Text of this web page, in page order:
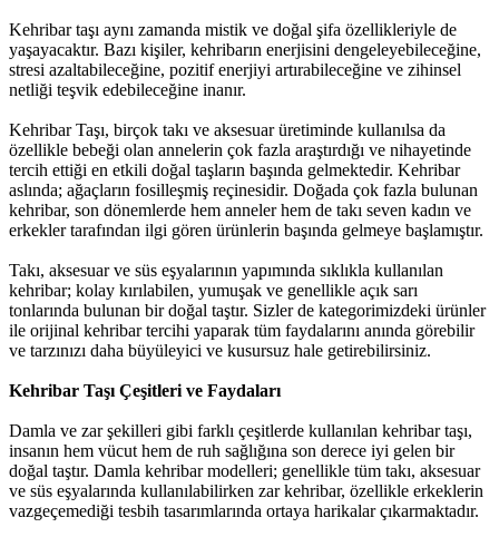
Kehribar taşı aynı zamanda mistik ve doğal şifa özellikleriyle de
yaşayacaktır. Bazı kişiler, kehribarın enerjisini dengeleyebileceğine,
stresi azaltabileceğine, pozitif enerjiyi artırabileceğine ve zihinsel
netliği teşvik edebileceğine inanır.
Kehribar Taşı, birçok takı ve aksesuar üretiminde kullanılsa da
özellikle bebeği olan annelerin çok fazla araştırdığı ve nihayetinde
tercih ettiği en etkili doğal taşların başında gelmektedir. Kehribar
aslında; ağaçların fosilleşmiş reçinesidir. Doğada çok fazla bulunan
kehribar, son dönemlerde hem anneler hem de takı seven kadın ve
erkekler tarafından ilgi gören ürünlerin başında gelmeye başlamıştır.
Takı, aksesuar ve süs eşyalarının yapımında sıklıkla kullanılan
kehribar; kolay kırılabilen, yumuşak ve genellikle açık sarı
tonlarında bulunan bir doğal taştır. Sizler de kategorimizdeki ürünler
ile orijinal kehribar tercihi yaparak tüm faydalarını anında görebilir
ve tarzınızı daha büyüleyici ve kusursuz hale getirebilirsiniz.
Kehribar Taşı Çeşitleri ve Faydaları
Damla ve zar şekilleri gibi farklı çeşitlerde kullanılan kehribar taşı,
insanın hem vücut hem de ruh sağlığına son derece iyi gelen bir
doğal taştır. Damla kehribar modelleri; genellikle tüm takı, aksesuar
ve süs eşyalarında kullanılabilirken zar kehribar, özellikle erkeklerin
vazgeçemediği tesbih tasarımlarında ortaya harikalar çıkarmaktadır.